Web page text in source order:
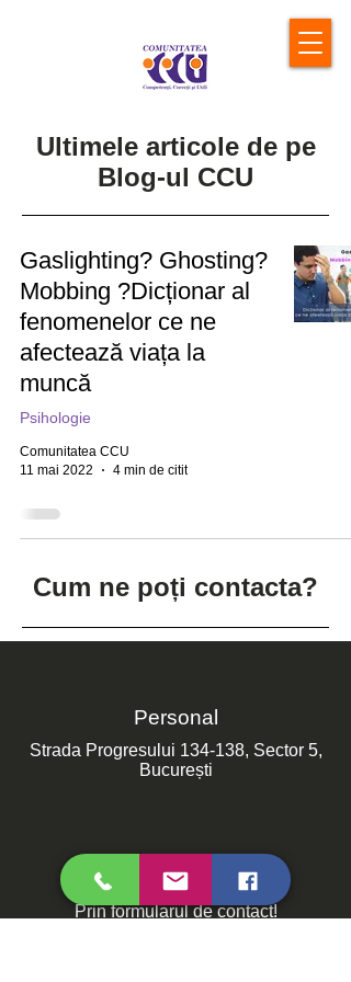
Ultimele articole de pe
Blog-ul CCU
Gaslighting? Ghosting?
Mobbing ?Dicționar al
fenomenelor ce ne
afectează viața la
muncă
Psihologie
Comunitatea CCU
11 mai 2022
4 min de citit
Cum ne poți contacta?
Personal
Strada Progresului 134-138, Sector 5,
București
Online
Prin formularul de contact!